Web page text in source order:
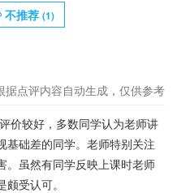
不推荐 (1)
据点评内容自动生成，仅供参考
价较好，多数同学认为老师讲
基础差的同学。老师特别关注
。虽然有同学反映上课时老师
受认可。